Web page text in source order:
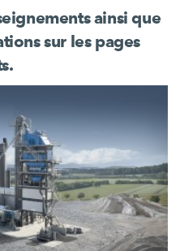
ainsi que
sur les pages